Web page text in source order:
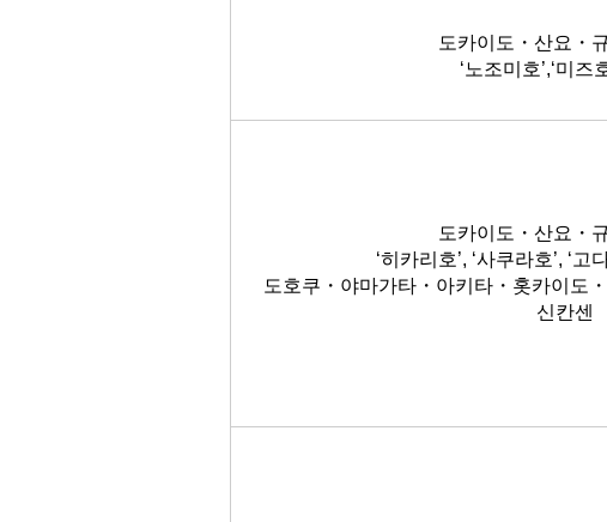
도카이도・산요・
‘노조미호’,‘미즈
도카이도・산요・
‘히카리호’, ‘사쿠라호’, ‘고
도호쿠・야마가타・아키타・홋카이도
신칸센